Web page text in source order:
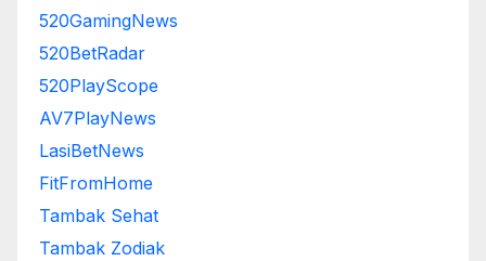
520GamingNews
520BetRadar
520PlayScope
AV7PlayNews
LasiBetNews
FitFromHome
Tambak Sehat
Tambak Zodiak